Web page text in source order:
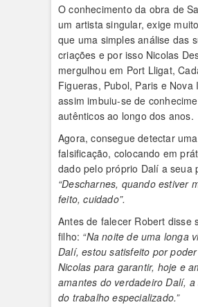
O conhecimento da obra de
um artista singular, exige
que uma simples análise das
criações e por isso Nicolas
mergulhou em Port Lligat,
Figueras, Pubol, Paris e Nova
assim imbuiu-se de
autênticos ao longo dos anos.
Agora, consegue detectar uma
falsificação, colocando em
dado pelo próprio Dalí a seua
“Descharnes, quando estiver
feito, cuidado”.
Antes de falecer Robert disse
filho: “Na noite de uma longa
Dalí, estou satisfeito por
Nicolas para garantir, hoje e
amantes do verdadeiro Dalí,
do trabalho especializado.”